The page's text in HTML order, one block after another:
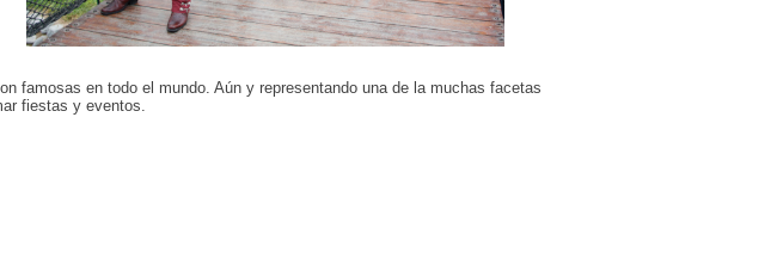
famosas en todo el mundo. Aún y representando una de la muchas facetas
fiestas y eventos.